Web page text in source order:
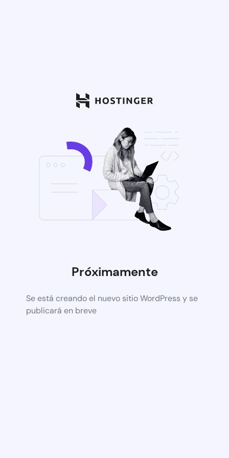
Próximamente
Se está creando el nuevo sitio WordPress y se
publicará en breve